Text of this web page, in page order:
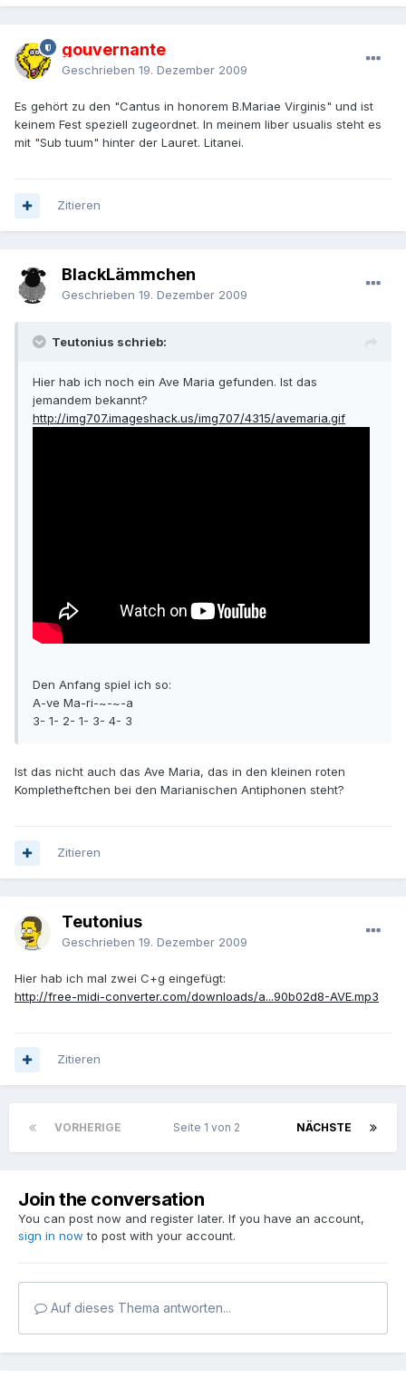
gouvernante
Geschrieben 19. Dezember 2009
Es gehört zu den "Cantus in honorem B.Mariae Virginis" und ist
keinem Fest speziell zugeordnet. In meinem liber usualis steht es
mit "Sub tuum" hinter der Lauret. Litanei.
Zitieren
BlackLämmchen
Geschrieben 19. Dezember 2009
Teutonius schrieb:
Hier hab ich noch ein Ave Maria gefunden. Ist das
jemandem bekannt?
http://img707.imageshack.us/img707/4315/avemaria.gif
Den Anfang spiel ich so:
A-ve Ma-ri-~-~-a
3- 1- 2- 1- 3- 4- 3
Ist das nicht auch das Ave Maria, das in den kleinen roten
Kompletheftchen bei den Marianischen Antiphonen steht?
Zitieren
Teutonius
Geschrieben 19. Dezember 2009
Hier hab ich mal zwei C+g eingefügt:
http://free-midi-converter.com/downloads/a...90b02d8-AVE.mp3
Zitieren
VORHERIGE NÄCHSTE
Seite 1 von 2
Join the conversation
You can post now and register later. If you have an account,
sign in now to post with your account.
Auf dieses Thema antworten...